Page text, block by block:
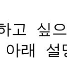
고 싶
래 설